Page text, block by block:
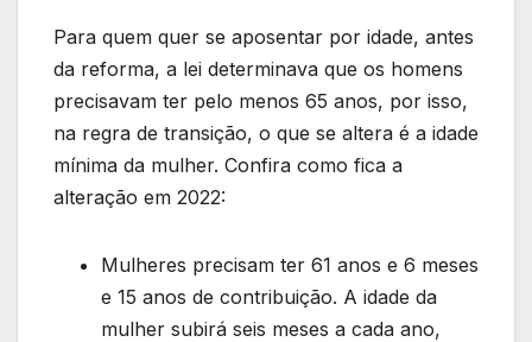
Para quem quer se aposentar por idade, antes
da reforma, a lei determinava que os homens
precisavam ter pelo menos 65 anos, por isso,
na regra de transição, o que se altera é a idade
mínima da mulher. Confira como fica a
alteração em 2022:
Mulheres precisam ter 61 anos e 6 meses
e 15 anos de contribuição. A idade da
mulher subirá seis meses a cada ano,